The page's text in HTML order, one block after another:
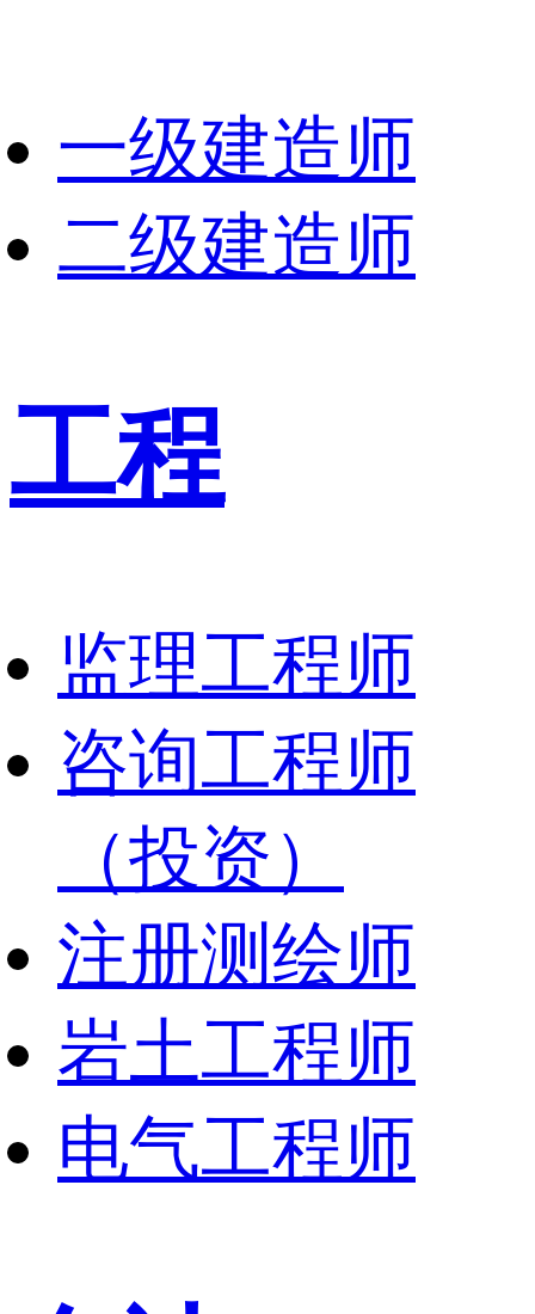
一级建造师
二级建造师
工程
监理工程师
咨询工程师
（投资）
注册测绘师
岩土工程师
电气工程师